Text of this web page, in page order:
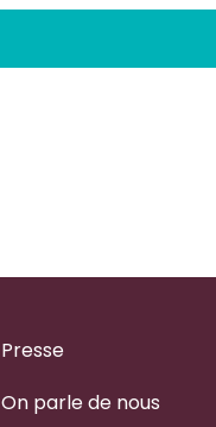
Presse
On parle de nous